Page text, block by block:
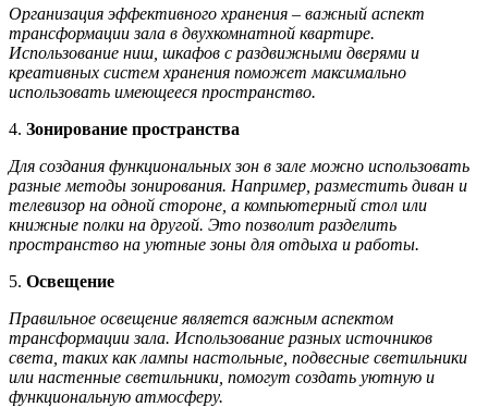
Организация эффективного хранения – важный аспект
трансформации зала в двухкомнатной квартире.
Использование ниш, шкафов с раздвижными дверями и
креативных систем хранения поможет максимально
использовать имеющееся пространство.
4. Зонирование пространства
Для создания функциональных зон в зале можно использовать
разные методы зонирования. Например, разместить диван и
телевизор на одной стороне, а компьютерный стол или
книжные полки на другой. Это позволит разделить
пространство на уютные зоны для отдыха и работы.
5. Освещение
Правильное освещение является важным аспектом
трансформации зала. Использование разных источников
света, таких как лампы настольные, подвесные светильники
или настенные светильники, помогут создать уютную и
функциональную атмосферу.